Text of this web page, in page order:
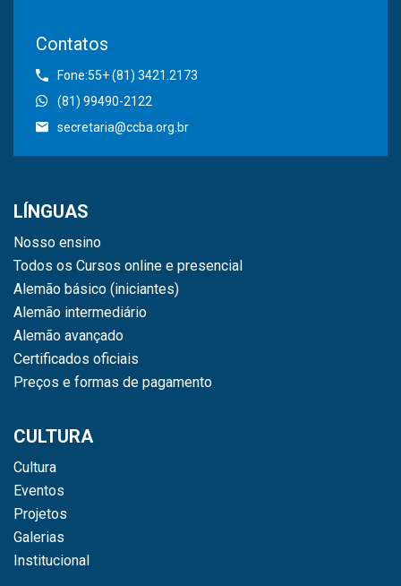
Contatos
Fone:55+ (81) 3421.2173
(81) 99490-2122
secretaria@ccba.org.br
LÍNGUAS
Nosso ensino
Todos os Cursos online e presencial
Alemão básico (iniciantes)
Alemão intermediário
Alemão avançado
Certificados oficiais
Preços e formas de pagamento
CULTURA
Cultura
Eventos
Projetos
Galerias
Institucional